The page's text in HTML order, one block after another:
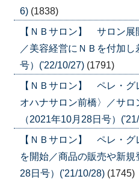
6) (1838)
【ＮＢサロン】 サロン展
／美容経営にＮＢを付加
号）('22/10/27) (1791)
【ＮＢサロン】 ペレ・グ
オハナサロン前橋〉／サ
（2021年10月28日号）
【ＮＢサロン】 ペレ・グ
を開始／商品の販売や新
28日号）('21/10/28) (1745)